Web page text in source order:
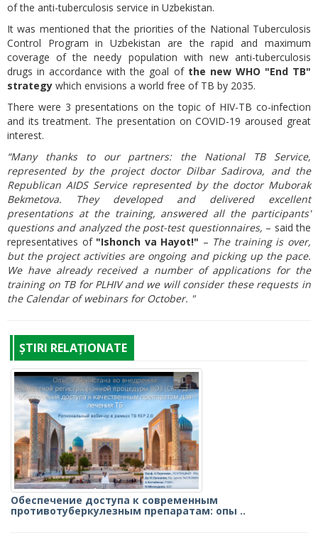
of the anti-tuberculosis service in Uzbekistan.
It was mentioned that the priorities of the National Tuberculosis
Control Program in Uzbekistan are the rapid and maximum
coverage of the needy population with new anti-tuberculosis
drugs in accordance with the goal of the new WHO "End TB"
strategy which envisions a world free of TB by 2035.
There were 3 presentations on the topic of HIV-TB co-infection
and its treatment. The presentation on COVID-19 aroused great
interest.
“Many thanks to our partners: the National TB Service,
represented by the project doctor Dilbar Sadirova, and the
Republican AIDS Service represented by the doctor Muborak
Bekmetova. They developed and delivered excellent
presentations at the training, answered all the participants'
questions and analyzed the post-test questionnaires, – said the
representatives of "Ishonch va Hayot!" – The training is over,
but the project activities are ongoing and picking up the pace.
We have already received a number of applications for the
training on TB for PLHIV and we will consider these requests in
the Calendar of webinars for October. "
ȘTIRI RELAȚIONATE
Обеспечение доступа к современным
противотуберкулезным препаратам: опы ..